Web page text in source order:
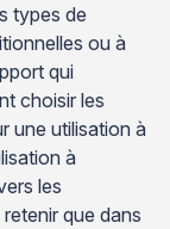
types de
ou à
qui
choisir les
une utilisation à
à
les
retenir que dans